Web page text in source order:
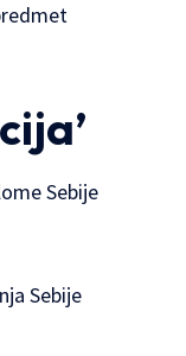
Sebije
Sebije